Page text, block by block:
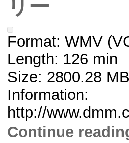
リー
Format: WMV
Length: 126 min
Size: 2800.28 MB
Information:
http://
Continue